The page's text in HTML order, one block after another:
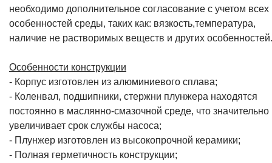
необходимо дополнительное согласование с учетом всех
особенностей среды, таких как: вязкость,температура,
наличие не растворимых веществ и других особенностей.
Особенности конструкции
- Корпус изготовлен из алюминиевого сплава;
- Коленвал, подшипники, стержни плунжера находятся
постоянно в маслянно-смазочной среде, что значительно
увеличивает срок службы насоса;
- Плунжер изготовлен из высокопрочной керамики;
- Полная герметичность конструкции;